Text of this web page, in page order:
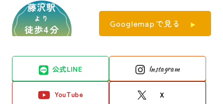
藤沢駅
より
徒歩4分 Googlemapで見る
公式LINE Instagram
YouTube X